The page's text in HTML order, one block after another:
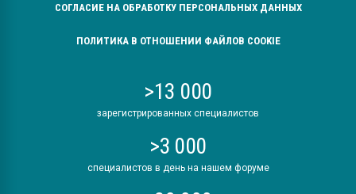
СОГЛАСИЕ НА ОБРАБОТКУ ПЕРСОНАЛЬНЫХ ДАННЫХ
ПОЛИТИКА В ОТНОШЕНИИ ФАЙЛОВ COOKIE
>13 000
зарегистрированных специалистов
>3 000
специалистов в день на нашем форуме